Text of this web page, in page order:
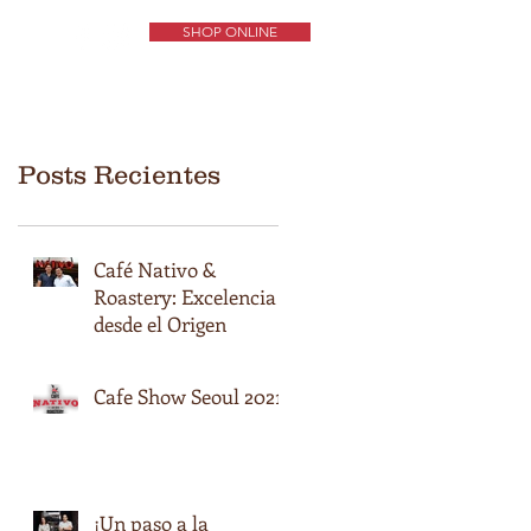
SHOP ONLINE
Posts Recientes
Café Nativo &
Roastery: Excelencia
desde el Origen
Cafe Show Seoul 2021
¡Un paso a la